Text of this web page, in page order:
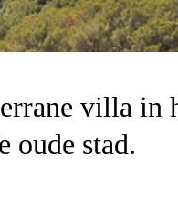
villa
oude stad.